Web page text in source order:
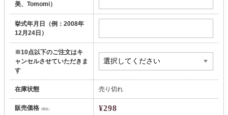
美、Tomomi）
挙式年月日（例：2008年
12月24日）
※10点以下のご注文はキ
ャンセルさせていただきま
す
在庫状態 売り切れ
販売価格（税込） ¥298